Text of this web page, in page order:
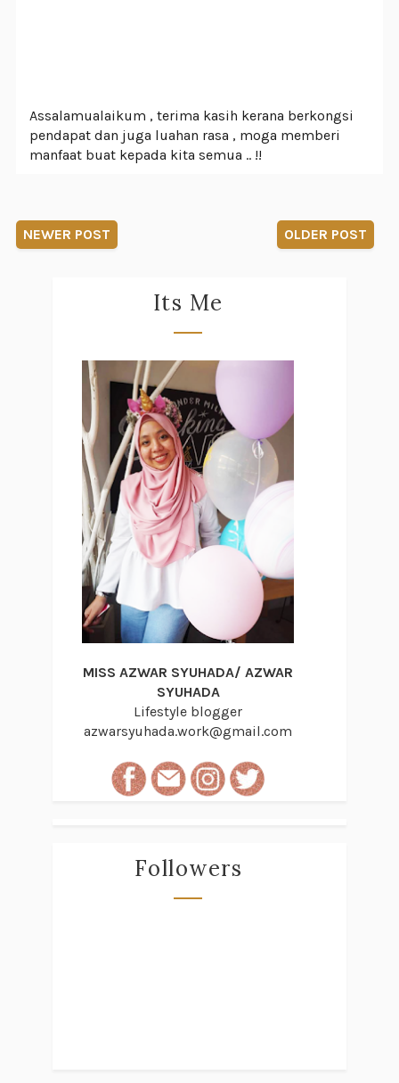
Assalamualaikum , terima kasih kerana berkongsi
pendapat dan juga luahan rasa , moga memberi
manfaat buat kepada kita semua .. !!
NEWER POST OLDER POST
Its Me
MISS AZWAR SYUHADA/ AZWAR
SYUHADA
Lifestyle blogger
azwarsyuhada.work@gmail.com
Followers